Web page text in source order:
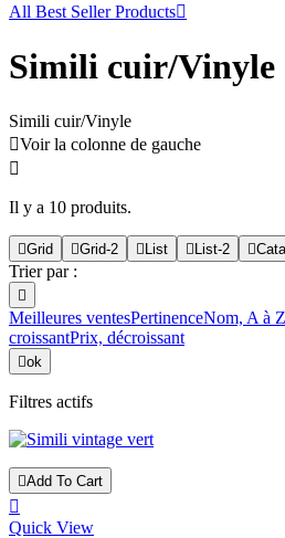
All Best Seller Products
Simili cuir/Vinyle
Simili cuir/Vinyle
Voir la colonne de gauche

Il y a 10 produits.
Grid Grid-2 List List-2 
Trier par :

Meilleures ventesPertinenceNom, A à Z
croissantPrix, décroissant
ok
Filtres actifs
Add To Cart

Quick View